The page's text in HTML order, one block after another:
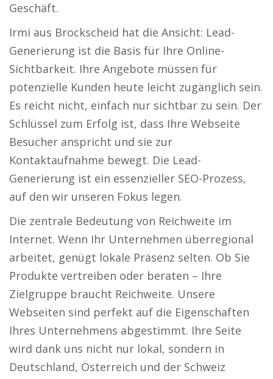
Geschäft.
Irmi aus Brockscheid hat die Ansicht: Lead-
Generierung ist die Basis für Ihre Online-
Sichtbarkeit. Ihre Angebote müssen für
potenzielle Kunden heute leicht zugänglich sein.
Es reicht nicht, einfach nur sichtbar zu sein. Der
Schlüssel zum Erfolg ist, dass Ihre Webseite
Besucher anspricht und sie zur
Kontaktaufnahme bewegt. Die Lead-
Generierung ist ein essenzieller SEO-Prozess,
auf den wir unseren Fokus legen.
Die zentrale Bedeutung von Reichweite im
Internet. Wenn Ihr Unternehmen überregional
arbeitet, genügt lokale Präsenz selten. Ob Sie
Produkte vertreiben oder beraten – Ihre
Zielgruppe braucht Reichweite. Unsere
Webseiten sind perfekt auf die Eigenschaften
Ihres Unternehmens abgestimmt. Ihre Seite
wird dank uns nicht nur lokal, sondern in
Deutschland, Österreich und der Schweiz